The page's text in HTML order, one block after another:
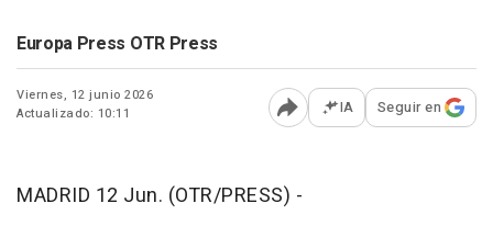
Europa Press OTR Press
Viernes, 12 junio 2026
Actualizado: 10:11
Abrir opciones para
IA Seguir en
MADRID 12 Jun. (OTR/PRESS) -